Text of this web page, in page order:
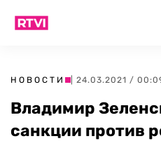
НОВОСТИ | 24.03.2021 /
Владимир
санкции против